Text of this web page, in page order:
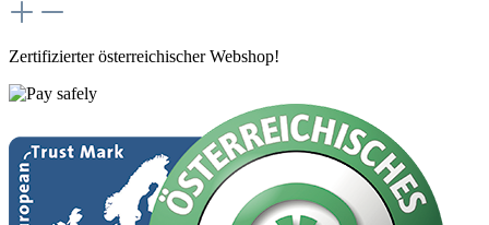
Zertifizierter österreichischer Webshop!